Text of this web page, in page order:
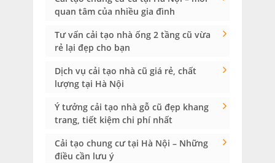
quan tâm của nhiều gia đình
Tư vấn cải tạo nhà ống 2 tầng cũ vừa
rẻ lại đẹp cho bạn
Dịch vụ cải tạo nhà cũ giá rẻ, chất
lượng tại Hà Nội
Ý tưởng cải tạo nhà gỗ cũ đẹp khang
trang, tiết kiệm chi phí nhất
Cải tạo chung cư tại Hà Nội – Những
điều cần lưu ý